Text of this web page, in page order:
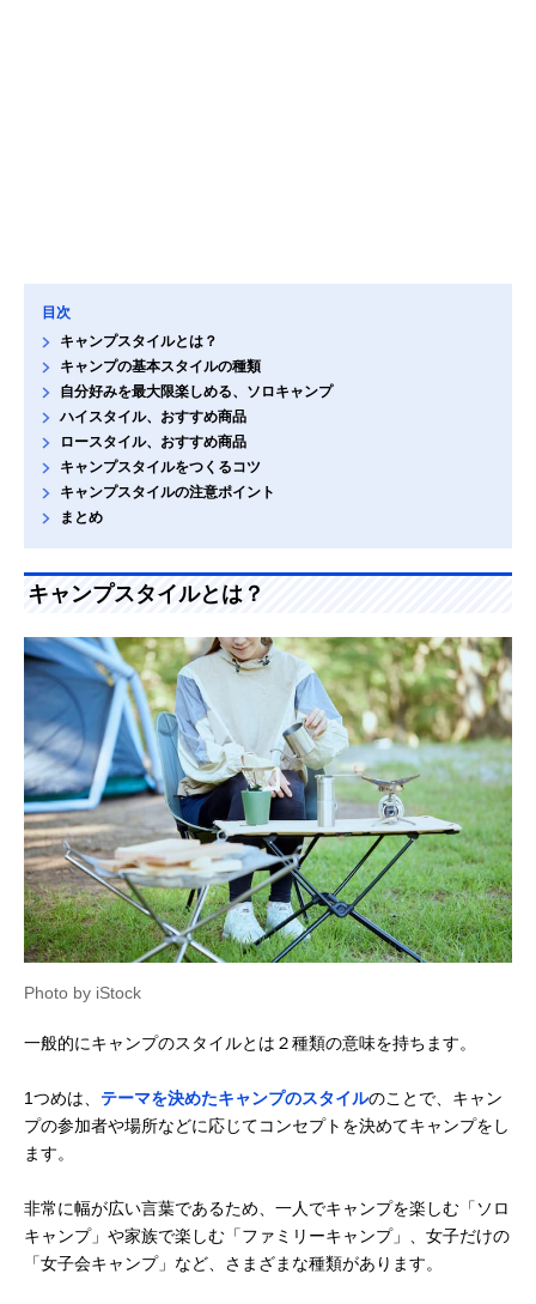
目次
キャンプスタイルとは？
キャンプの基本スタイルの種類
自分好みを最大限楽しめる、ソロキャンプ
ハイスタイル、おすすめ商品
ロースタイル、おすすめ商品
キャンプスタイルをつくるコツ
キャンプスタイルの注意ポイント
まとめ
キャンプスタイルとは？
Photo by iStock
一般的にキャンプのスタイルとは２種類の意味を持ちます。
1つめは、 テーマを決めたキャンプのスタイルのことで、キャン
プの参加者や場所などに応じてコンセプトを決めてキャンプをし
ます。
非常に幅が広い言葉であるため、一人でキャンプを楽しむ「ソロ
キャンプ」や家族で楽しむ「ファミリーキャンプ」、女子だけの
「女子会キャンプ」など、さまざまな種類があります。